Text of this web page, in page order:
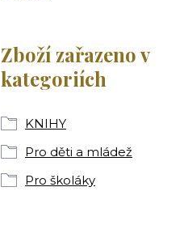
Zboží zařazeno v
kategoriích
KNIHY
Pro děti a mládež
Pro školáky